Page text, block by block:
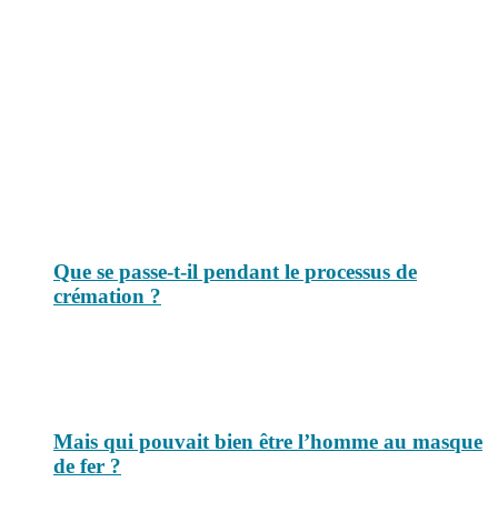
Que se passe-t-il pendant le processus de
crémation ?
Mais qui pouvait bien être l’homme au masque
de fer ?